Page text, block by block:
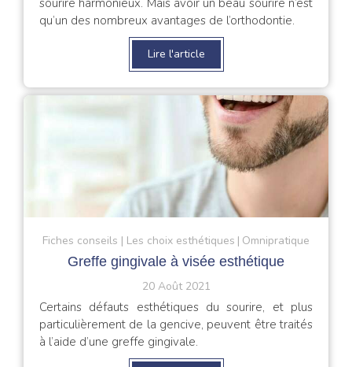
qu’un des nombreux avantages de l’orthodontie.
Lire l'article
Fiches conseils Les choix esthétiques Omnipratique
Greffe gingivale à visée esthétique
20 Août 2021
Certains défauts esthétiques du sourire, et plus
particulièrement de la gencive, peuvent être traités
à l’aide d’une greffe gingivale.